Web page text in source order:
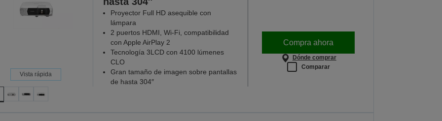
Vista rápida
Proyector Full HD asequible con
lámpara
2 puertos HDMI, Wi-Fi, compatibilidad
con Apple AirPlay 2
Tecnología 3LCD con 4100 lúmenes
CLO
Gran tamaño de imagen sobre pantallas
de hasta 304″
Compra ahora
Dónde comprar
Comparar